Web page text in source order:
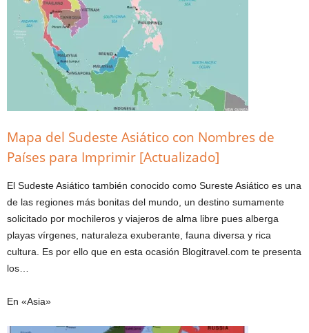
Mapa del Sudeste Asiático con Nombres de
Países para Imprimir [Actualizado]
El Sudeste Asiático también conocido como Sureste Asiático es una
de las regiones más bonitas del mundo, un destino sumamente
solicitado por mochileros y viajeros de alma libre pues alberga
playas vírgenes, naturaleza exuberante, fauna diversa y rica
cultura. Es por ello que en esta ocasión Blogitravel.com te presenta
los…
En «Asia»